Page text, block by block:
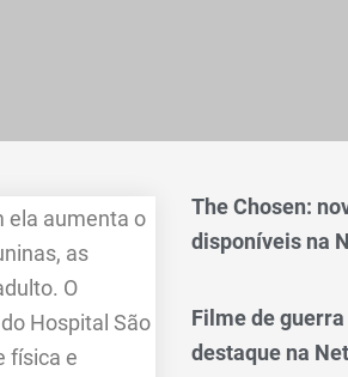
ela aumenta o
as
O
Hospital São
física e
The Chosen:
disponíveis na
Filme de
destaque na